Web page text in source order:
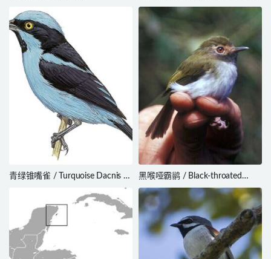
imbricatum
/ Sylvia atriceps
青绿锥嘴雀 / Turquoise Dacnis /
黑喉哑霸鹟 / Black-throated
Tody-Tyrant / Hemitriccus
granadensis